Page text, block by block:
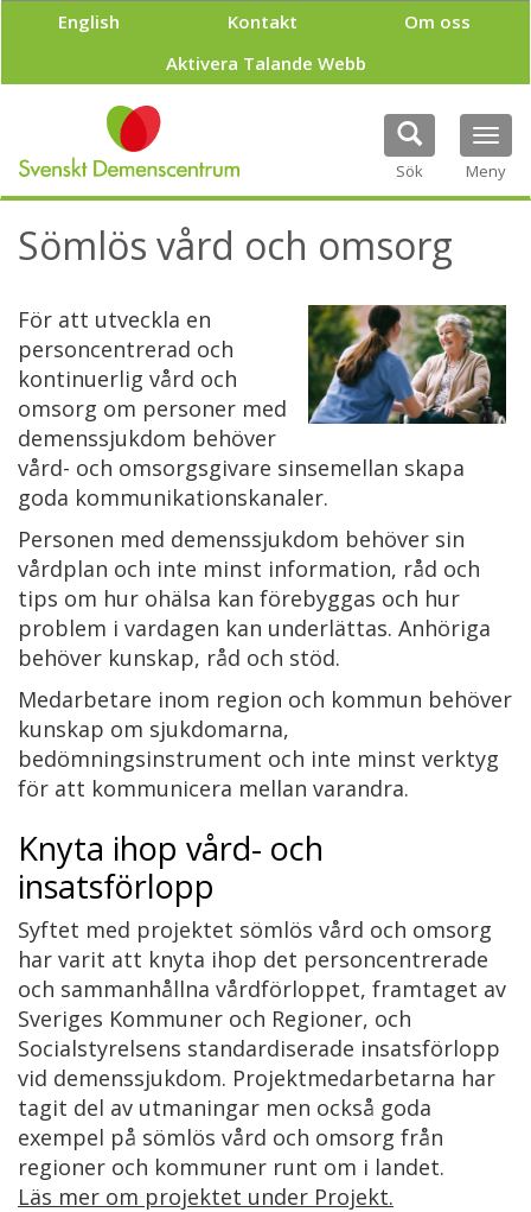
p
l
English Kontakt
Om oss
Aktivera Talande Webb
Sök Meny
Sömlös vård och omsorg
För att utveckla en
personcentrerad och
kontinuerlig vård och
omsorg om personer med
demenssjukdom behöver
vård- och omsorgsgivare sinsemellan skapa
goda kommunikationskanaler.
Personen med demenssjukdom behöver sin
vårdplan och inte minst information, råd och
tips om hur ohälsa kan förebyggas och hur
problem i vardagen kan underlättas. Anhöriga
behöver kunskap, råd och stöd.
Medarbetare inom region och kommun behöver
kunskap om sjukdomarna,
bedömningsinstrument och inte minst verktyg
för att kommunicera mellan varandra.
Knyta ihop vård- och
insatsförlopp
Syftet med projektet sömlös vård och omsorg
har varit att knyta ihop det personcentrerade
och sammanhållna vårdförloppet, framtaget av
Sveriges Kommuner och Regioner, och
Socialstyrelsens standardiserade insatsförlopp
vid demenssjukdom. Projektmedarbetarna har
tagit del av utmaningar men också goda
exempel på sömlös vård och omsorg från
regioner och kommuner runt om i landet.
Läs mer om projektet under Projekt.